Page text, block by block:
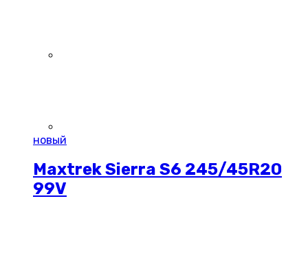
новый
Maxtrek Sierra S6 245/45R20
99V